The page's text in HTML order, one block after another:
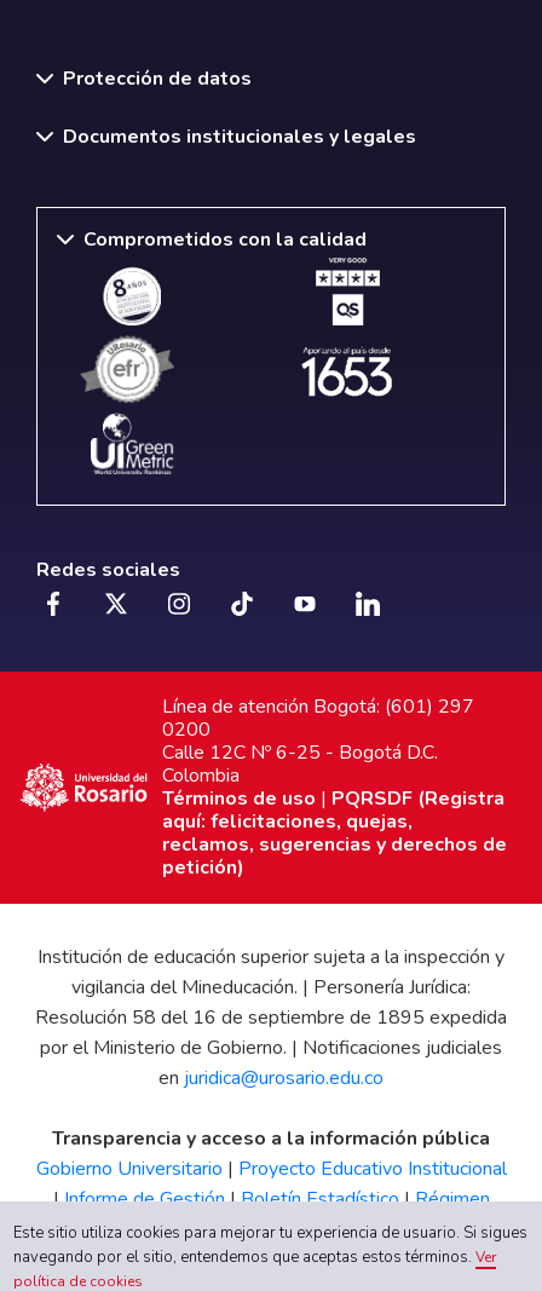
Protección de datos
Documentos institucionales y legales
Comprometidos con la calidad
Redes sociales
Línea de atención Bogotá: (601) 297
0200
Calle 12C Nº 6-25 - Bogotá D.C.
Colombia
Términos de uso | PQRSDF (Registra
aquí: felicitaciones, quejas,
reclamos, sugerencias y derechos de
petición)
Institución de educación superior sujeta a la inspección y
vigilancia del Mineducación. | Personería Jurídica:
Resolución 58 del 16 de septiembre de 1895 expedida
por el Ministerio de Gobierno. | Notificaciones judiciales
en juridica@urosario.edu.co
Transparencia y acceso a la información pública
Gobierno Universitario | Proyecto Educativo Institucional
|Informe de Gestión|Boletín Estadístico|Régimen
Tributario|Estados Financieros |Código de Ética| Canal
de Integridad UR
Este sitio utiliza cookies para mejorar tu experiencia de usuario. Si sigues
navegando por el sitio, entendemos que aceptas estos términos.Ver
política de cookies